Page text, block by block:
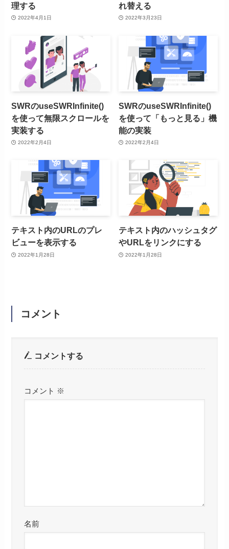
理する
2022年4月1日
れ替える
2022年3月23日
SWRのuseSWRInfinite()
を使って無限スクロールを
実装する
2022年2月4日
SWRのuseSWRInfinite()
を使って「もっと見る」機
能の実装
2022年2月4日
テキスト内のURLのプレ
ビューを表示する
2022年1月28日
テキスト内のハッシュタグ
やURLをリンクにする
2022年1月28日
コメント
コメントする
コメント ※
名前